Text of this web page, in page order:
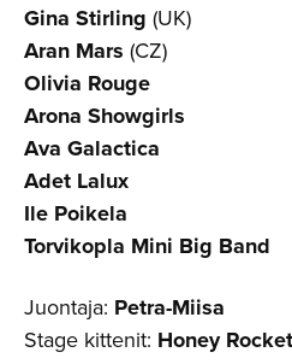
Gina Stirling (UK)
Aran Mars (CZ)
Olivia Rouge
Arona Showgirls
Ava Galactica
Adet Lalux
Ile Poikela
Torvikopla Mini Big Band
Juontaja: Petra-Miisa
Stage kittenit: Honey